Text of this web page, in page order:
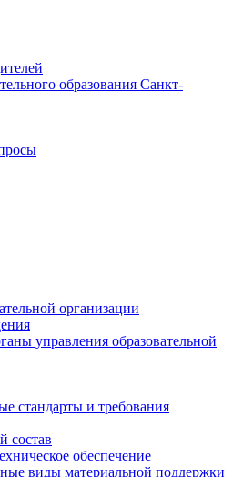
образования Санкт-
организации
управления образовательной
стандарты и требования
состав
обеспечение
виды материальной поддержки